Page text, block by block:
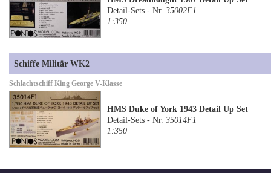
Detail-Sets - Nr.35002F1
1:350
Schiffe Militär WK2
Schlachtschiff King George V-Klasse
HMS Duke of York 1943 Detail Up Set
Detail-Sets - Nr.35014F1
1:350